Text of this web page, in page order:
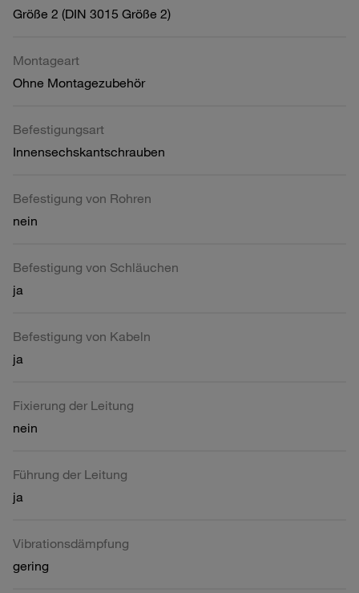
Größe 2 (DIN 3015 Größe 2)
Montageart
Ohne Montagezubehör
Befestigungsart
Innensechskantschrauben
Befestigung von Rohren
nein
Befestigung von Schläuchen
ja
Befestigung von Kabeln
ja
Fixierung der Leitung
nein
Führung der Leitung
ja
Vibrationsdämpfung
gering